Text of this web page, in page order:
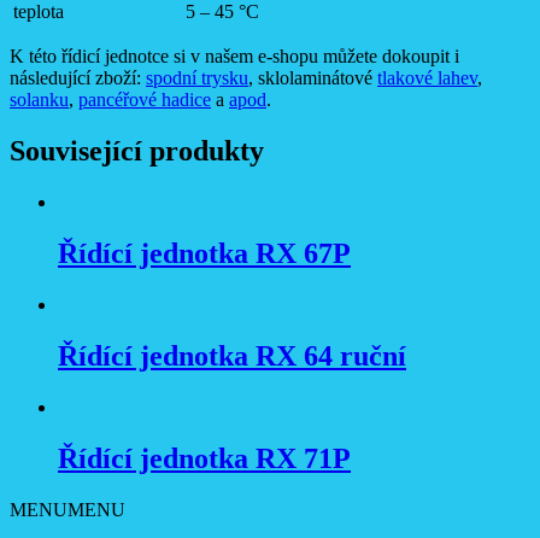
teplota
5 – 45 °C
K této řídicí jednotce si v našem e-shopu můžete dokoupit i
následující zboží: spodní trysku, sklolaminátové tlakové lahev,
solanku, pancéřové hadice a apod.
Související produkty
Řídící jednotka RX 67P
Řídící jednotka RX 64 ruční
Řídící jednotka RX 71P
MENUMENU